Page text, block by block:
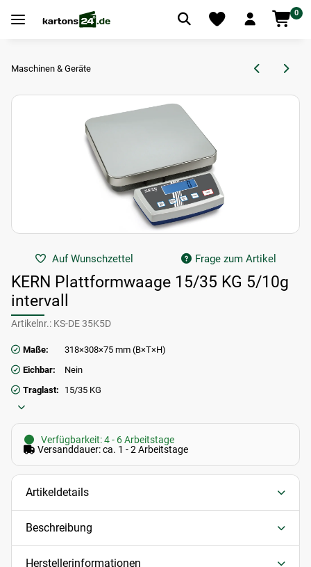
0
Maschinen & Geräte
Auf Wunschzettel Frage zum Artikel
KERN Plattformwaage 15/35 KG 5/10g
intervall
Artikelnr.: KS-DE 35K5D
Maße:
318×308×75 mm (B×T×H)
Eichbar:
Nein
Traglast:
15/35 KG
Verfügbarkeit: 4 - 6 Arbeitstage
Versanddauer: ca. 1 - 2 Arbeitstage
Artikeldetails
Beschreibung
Herstellerinformationen